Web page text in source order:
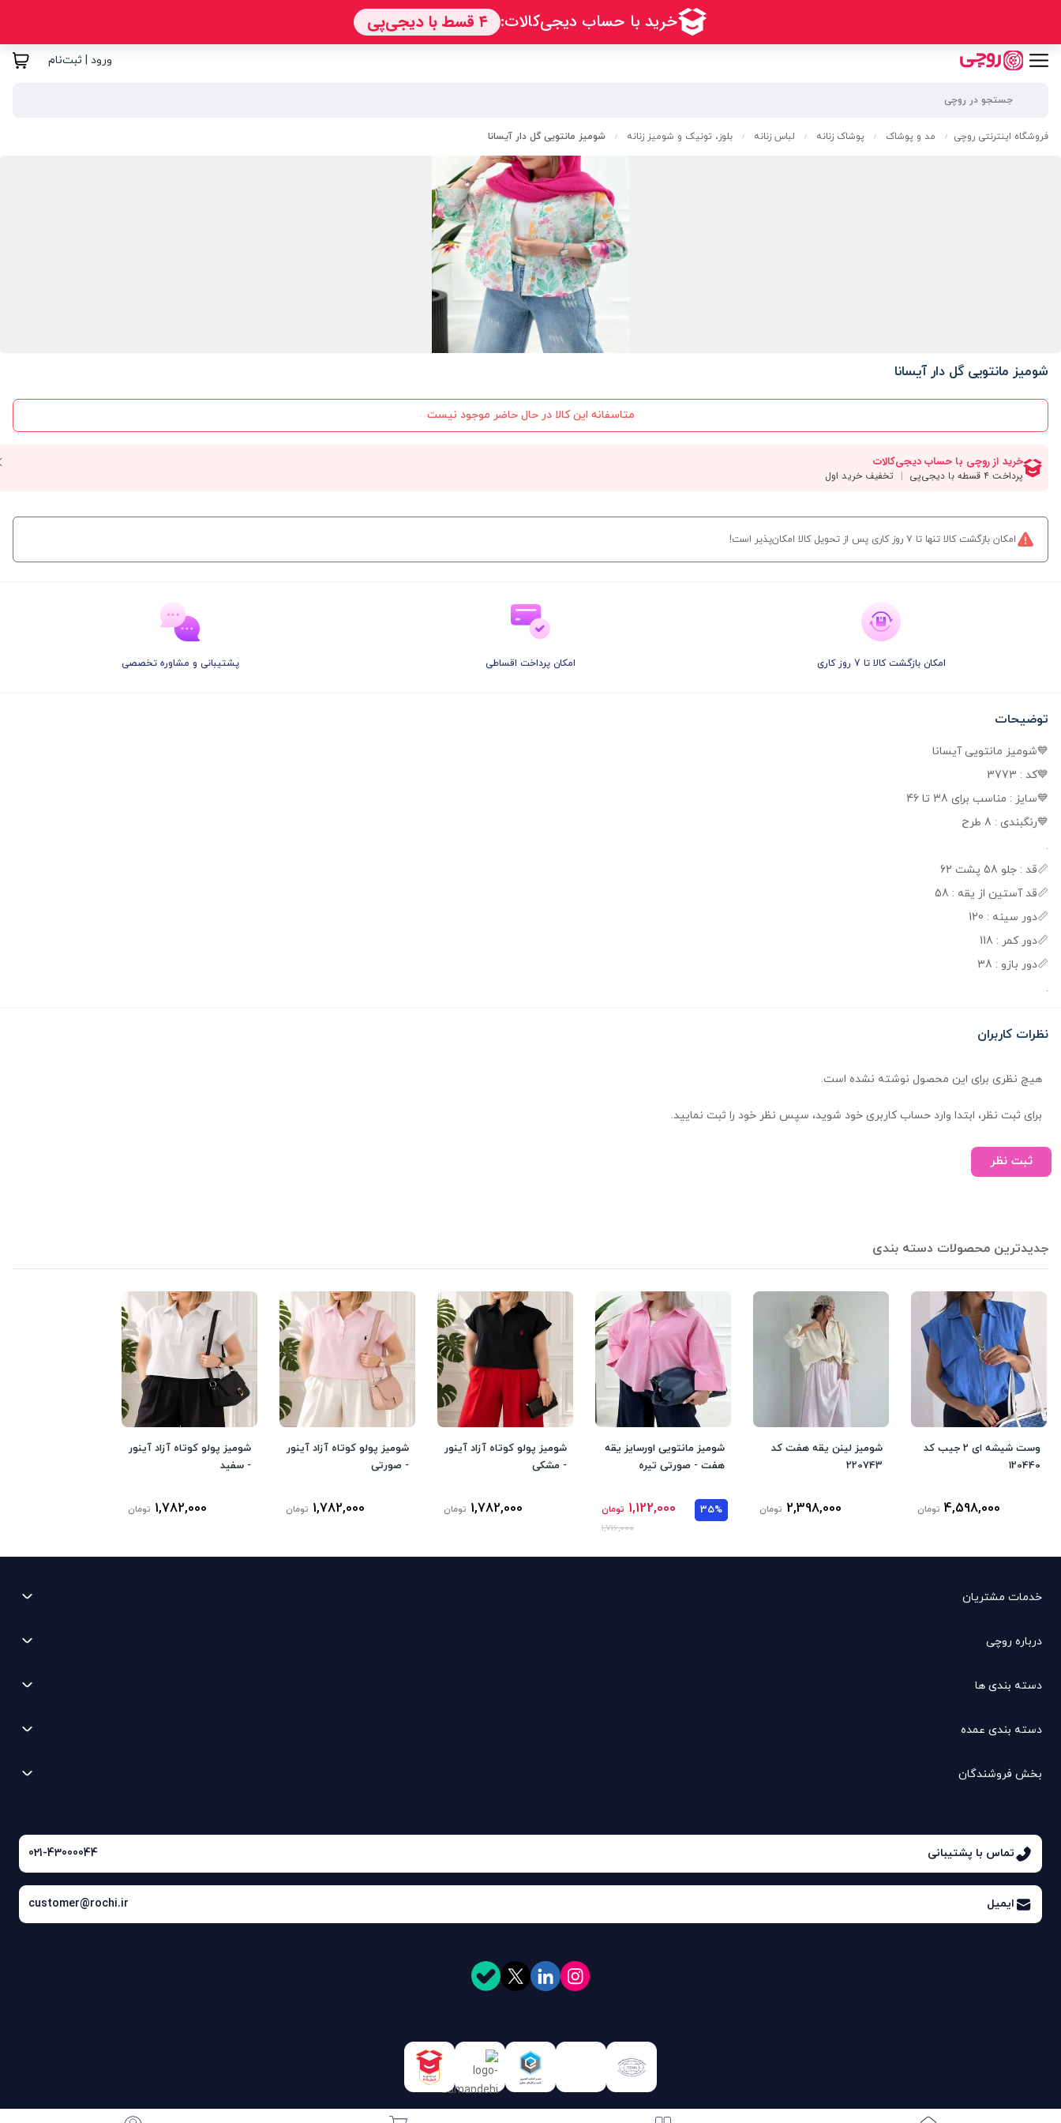
ورود | ثبت‌نام
فروشگاه اینترنتی روچی / مد و پوشاک / پوشاک زنانه / لباس زنانه / بلوز، تونیک و شومیز زنانه / شومیز مانتویی گل دار آیسانا
شومیز مانتویی گل دار آیسانا
متاسفانه این کالا در حال حاضر موجود نیست
امکان بازگشت کالا تنها تا ۷ روز کاری پس از تحویل کالا امکان‌پذیر است!
امکان بازگشت کالا تا 7 روز کاری امکان پرداخت اقساطی پشتیبانی و مشاوره تخصصی
توضیحات
💙شومیز مانتویی آیسانا
💙کد : 3773
💙سایز : مناسب برای 38 تا 46
💙رنگبندی : 8 طرح
.
📏قد : جلو 58 پشت 62
📏قد آستین از یقه : 58
📏دور سینه : 120
📏دور کمر : 118
📏دور بازو : 38
.
نظرات کاربران
هیچ نظری برای این محصول نوشته نشده است.
برای ثبت نظر، ابتدا وارد حساب کاربری خود شوید، سپس نظر خود را ثبت نمایید.
ثبت نظر
جدیدترین محصولات دسته بندی
وست شیشه ای 2 جیب کد
120440
4,598,000 تومان
شومیز لینن یقه هفت کد
220743
2,398,000 تومان
شومیز مانتویی اورسایز یقه
هفت - صورتی تیره
35%
1,122,000 تومان
1,716,000
شومیز پولو کوتاه آزاد آینور
- مشکی
1,782,000 تومان
شومیز پولو کوتاه آزاد آینور
- صورتی
1,782,000 تومان
شومیز پولو کوتاه آزاد آینور
- سفید
1,782,000 تومان
خدمات مشتریان
درباره روچی
دسته بندی ها
دسته بندی عمده
بخش فروشندگان
تماس با پشتیبانی 021-43000044
ایمیل customer@rochi.ir